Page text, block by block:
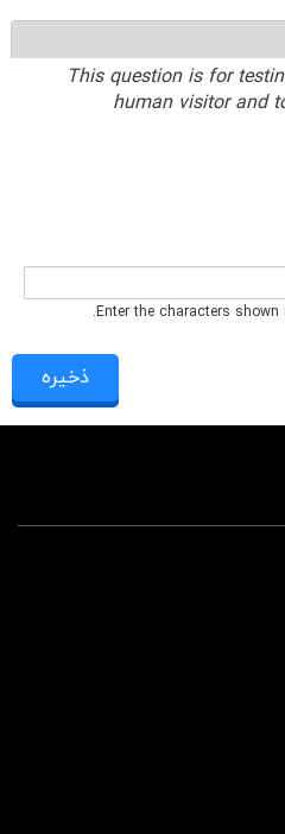
This question is for
human visitor and
Enter the characters shown